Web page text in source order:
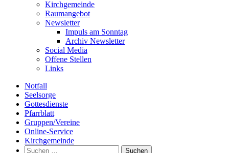
Kirchgemeinde
Raumangebot
Newsletter
Impuls am Sonntag
Archiv Newsletter
Social Media
Offene Stellen
Links
Notfall
Seelsorge
Gottesdienste
Pfarrblatt
Gruppen/Vereine
Online-Service
Kirchgemeinde
Suchen